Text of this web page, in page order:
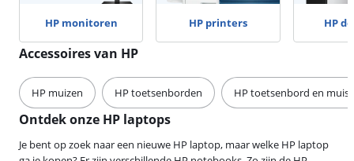
HP monitoren HP printers HP
Accessoires van HP
HP muizen HP toetsenborden HP toetsenbord en muis
Ontdek onze HP laptops
Je bent op zoek naar een nieuwe HP laptop, maar welke HP laptop